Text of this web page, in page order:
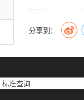
分享到：